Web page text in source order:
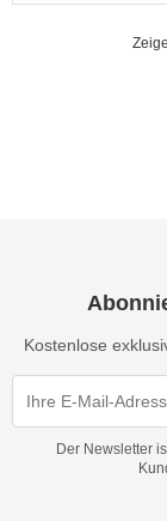
Zeige
Kostenlose
Der Newsletter